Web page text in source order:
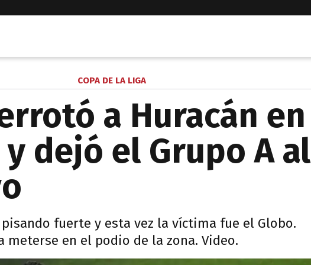
COPA DE LA LIGA
a Huracán en
dejó el Grupo A al
fuerte y esta vez la víctima fue el Globo.
meterse en el podio de la zona. Video.